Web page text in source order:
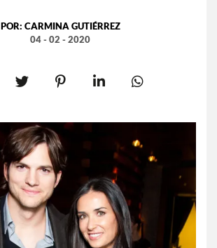
POR: CARMINA GUTIÉRREZ
04 - 02 - 2020